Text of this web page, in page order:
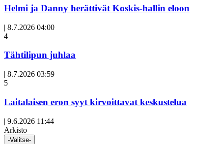
Helmi ja Danny herättivät Koskis-hallin eloon
| 8.7.2026 04:00
Avoin
4
Tähtilipun juhlaa
| 8.7.2026 03:59
Avoin
5
Laitalaisen eron syyt kirvoittavat keskustelua
| 9.6.2026 11:44
Arkisto
-Valitse-